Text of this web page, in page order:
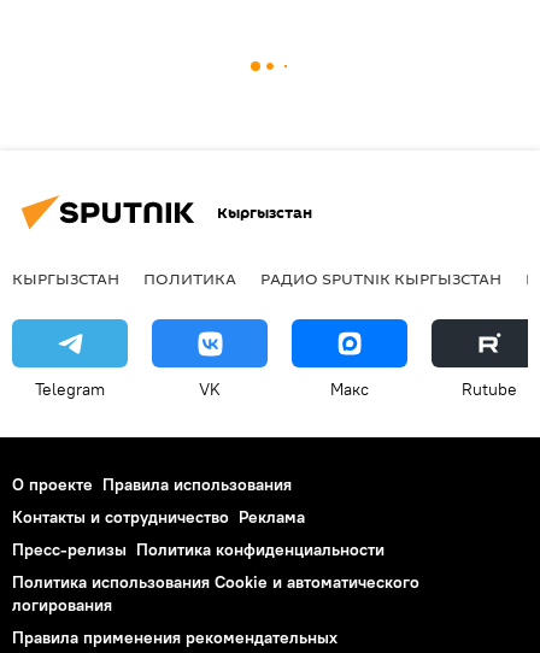
Кыргызстан
КЫРГЫЗСТАН ПОЛИТИКА РАДИО SPUTNIK КЫРГЫЗСТАН
Telegram VK Макс Rutube
О проекте Правила использования
Контакты и сотрудничество Реклама
Пресс-релизы Политика конфиденциальности
Политика использования Cookie и автоматического
логирования
Правила применения рекомендательных